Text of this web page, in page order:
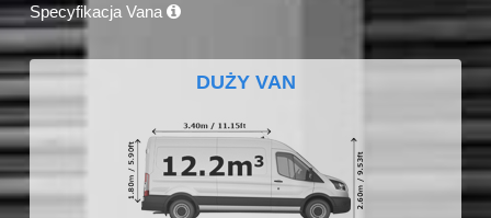
Specyfikacja Vana
DUŻY VAN